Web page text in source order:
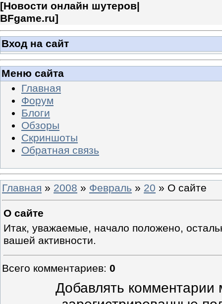
[Новости онлайн шутеров|
BFgame.ru]
Вход на сайт
Меню сайта
Главная
Форум
Блоги
Обзоры
Скриншоты
Обратная связь
Главная » 2008 » Февраль » 20 » О сайте
О сайте
Итак, уважаемые, начало положено,
вашей активности.
Всего комментариев: 0
Добавлять комментарии